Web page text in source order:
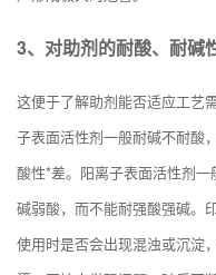
3、对助剂的耐酸、耐碱
这便于了解助剂能否适应工艺
子表面活性剂一般耐碱不耐酸
酸性*差。阳离子表面活性剂
碱弱酸，而不能耐强酸强碱。
使用时是否会出现混浊或沉淀